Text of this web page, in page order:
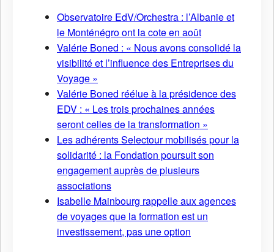
Observatoire EdV/Orchestra : l’Albanie et
le Monténégro ont la cote en août
Valérie Boned : « Nous avons consolidé la
visibilité et l’influence des Entreprises du
Voyage »
Valérie Boned réélue à la présidence des
EDV : « Les trois prochaines années
seront celles de la transformation »
Les adhérents Selectour mobilisés pour la
solidarité : la Fondation poursuit son
engagement auprès de plusieurs
associations
Isabelle Mainbourg rappelle aux agences
de voyages que la formation est un
investissement, pas une option